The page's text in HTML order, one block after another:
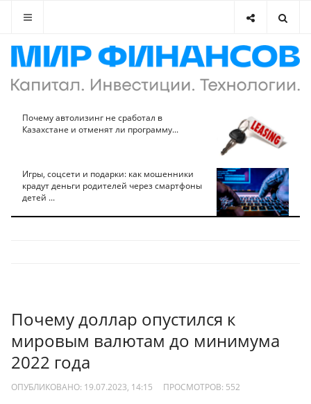
Почему автолизинг не сработал в
Казахстане и отменят ли программу...
Игры, соцсети и подарки: как мошенники
крадут деньги родителей через смартфоны
детей ...
Почему доллар опустился к
мировым валютам до минимума
2022 года
ОПУБЛИКОВАНО: 19.07.2023, 14:15 ПРОСМОТРОВ: 552